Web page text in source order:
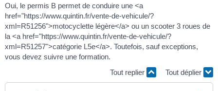
Oui, le permis B permet de conduire une <a
href="https://www.quintin.fr/vente-de-vehicule/?
xml=R51256">motocyclette légère</a> ou un scooter 3 roues de
la <a href="https://www.quintin.fr/vente-de-vehicule/?
xml=R51257">catégorie L5e</a>. Toutefois, sauf exceptions,
vous devez suivre une formation.
Tout replier
Tout déplier